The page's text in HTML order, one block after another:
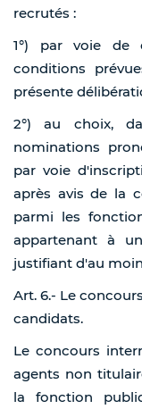
recrutés :
1°) par voie de
conditions
présente
2°) au choix,
nominations
par voie
après avis de la
parmi les
appartenant à
justifiant d'au
Art. 6.- Le
candidats.
Le concours
agents non
la fonction